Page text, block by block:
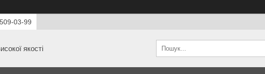
03-99
якості